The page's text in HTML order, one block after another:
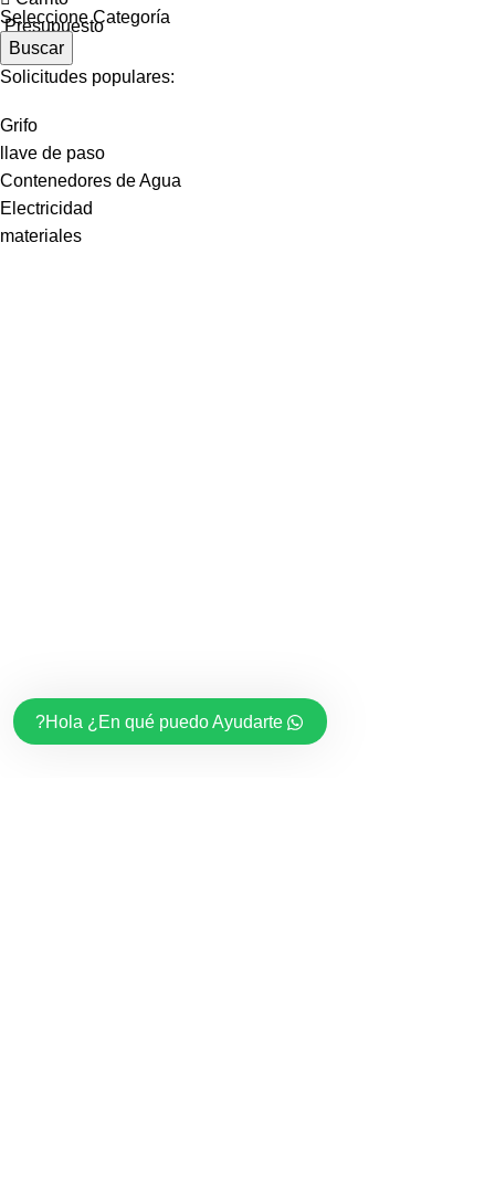
Seleccione Categoría
Buscar
Solicitudes populares:
Grifo
llave de paso
Contenedores de Agua
Electricidad
materiales
Hola ¿En qué puedo Ayudarte?
Presupuesto